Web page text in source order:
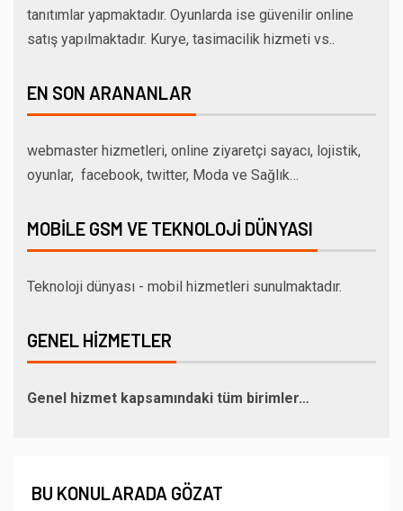
tanıtımlar yapmaktadır. Oyunlarda ise güvenilir online
satış yapılmaktadır. Kurye, tasimacilik hizmeti vs..
EN SON ARANANLAR
webmaster hizmetleri, online ziyaretçi sayacı, lojistik,
oyunlar, facebook, twitter, Moda ve Sağlık…
MOBILE GSM VE TEKNOLOJI DÜNYASI
Teknoloji dünyası - mobil hizmetleri sunulmaktadır.
GENEL HIZMETLER
Genel hizmet kapsamındaki tüm birimler…
BU KONULARADA GÖZAT